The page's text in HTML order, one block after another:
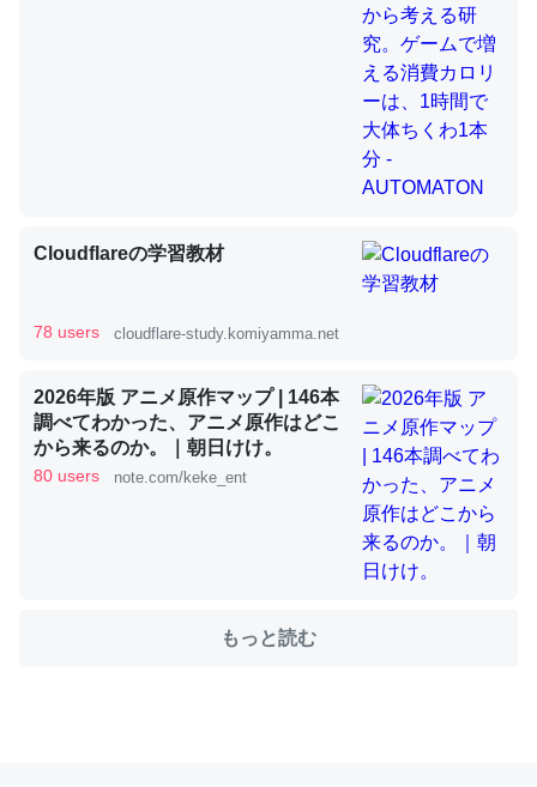
論文では「淡水はカルシウムも酸素も不足してて両方に不
利だから両方が拮抗してるのでは」とあって面白い。海に
いる鋏角類（カブトガニ・ウミグモ）はカルシウムを使わ
ずキチンを強化してる筈だが、酵素が違うのか？
─ニュース :: 【研究発表】昆虫学の大問題＝「昆虫はなぜ海にいな
これを元に考えるとカルシウムを大量に使う脊椎動物と貝
ジになったり努力してるし。
─ニュース :: 【研究発表】昆虫学の大問題＝「昆虫はなぜ海にいな
いのか」に関する新仮説
ちぼちRingも置こうかと画策中。あと、Googleマップで
位置情報を共有してる。電池残量や充電中かが分かるので
Cloudflareの学習教材
78 users cloudflare-study.komiyamma.net
2026年版 アニメ原作マップ | 146本
調べてわかった、アニメ原作はどこ
から来るのか。｜朝日けけ。
80 users note.com/keke_ent
もっと読む